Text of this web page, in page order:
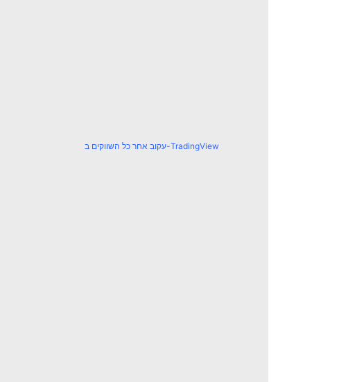
עקוב אחר כל השווקים ב-TradingView